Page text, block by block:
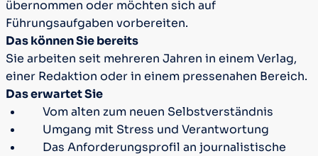
übernommen oder möchten sich auf
Führungsaufgaben vorbereiten.
Das können Sie bereits
Sie arbeiten seit mehreren Jahren in einem Verlag,
einer Redaktion oder in einem pressenahen Bereich.
Das erwartet Sie
Vom alten zum neuen Selbstverständnis
Umgang mit Stress und Verantwortung
Das Anforderungsprofil an journalistische